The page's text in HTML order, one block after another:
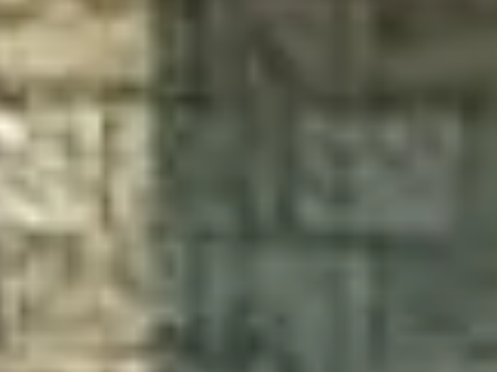
Новостройки
AX Journal
Каталоги
Агенты
About Us